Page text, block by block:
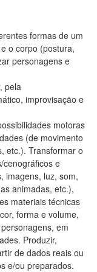
formas de um
o corpo (postura,
personagens e
pela
improvisação e
motoras
(de movimento
etc.). Transformar o
cenográficos e
imagens, luz, som,
animadas, etc.),
materiais técnicas
forma e volume,
em
Produzir,
de dados reais ou
e/ou preparados.